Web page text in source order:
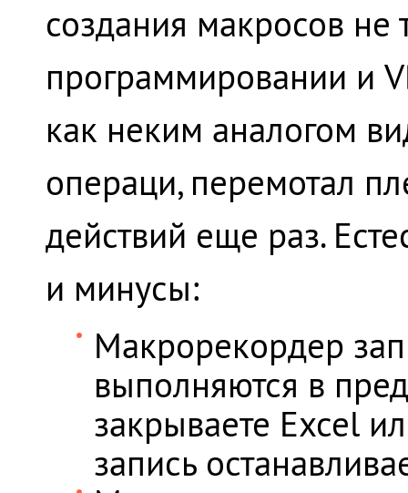
создания макросов не
программировании и
как неким аналогом
операци, перемотал
действий еще раз.
и минусы:
Макрорекордер
выполняются в
закрываете Excel
запись